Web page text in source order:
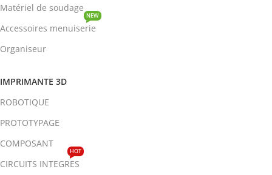
Matériel de soudage
Accessoires menuiserie
NEW
Organiseur
IMPRIMANTE 3D
ROBOTIQUE
PROTOTYPAGE
COMPOSANT
CIRCUITS INTEGRES
HOT